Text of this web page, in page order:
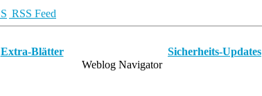
RSS Feed
Extra-Blätter Sicherheits-Updates
Weblog Navigator